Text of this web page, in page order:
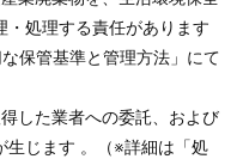
・処理する責任があります
保管基準と管理方法」にて
した業者への委託、および
生じます 。（※詳細は「処